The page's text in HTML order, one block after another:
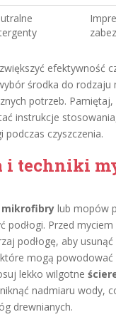
efektywność
środka do rodzaju
potrzeb. Pamiętaj,
instrukcje
podczas czyszczenia.
i techniki
mikrofibry lub mopów
podłogi. Przed myciem
podłogę, aby usunąć
mogą powodować
lekko wilgotne
nadmiaru wody,
drewnianych.